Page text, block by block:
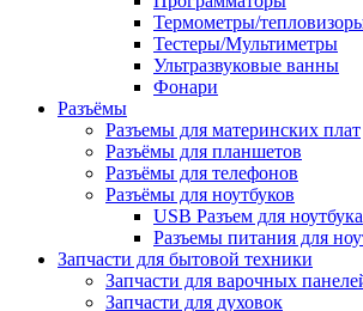
Термометры/
Тестеры/Мультиметры
Ультразвуковые ванны
Фонари
Разъёмы
Разъемы для материнских плат
Разъёмы для планшетов
Разъёмы для телефонов
Разъёмы для ноутбуков
USB Разъем для ноутбука
Разъемы питания для
Запчасти для бытовой техники
Запчасти для варочных
Запчасти для духовок